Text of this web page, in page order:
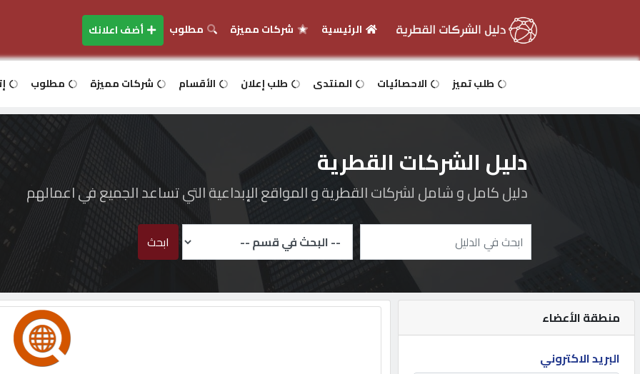
دخول
اعلانك
مطلوب
الرئيسية شركات مميزة مطلوب أضف اعلانك
طلب تميز الاحصائيات المنتدى طلب إعلان الأقسام شركات مميزة مطلوب
دليل الشركات القطرية
دليل كامل و شامل لشركات القطرية و المواقع الإبداعية التي تساعد الجميع في اعمالهم
ابحث
منطقة الأعضاء
البريد الاكتروني